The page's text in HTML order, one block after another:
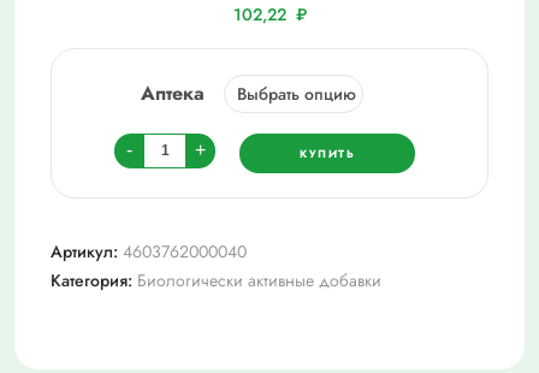
102,22 ₽
Аптека
-
Количество
товара
Брусника
пачка
50г
+ КУПИТЬ
Артикул: 4603762000040
Категория: Биологически активные добавки